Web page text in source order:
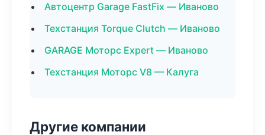
Автоцентр Garage FastFix — Иваново
Техстанция Torque Clutch — Иваново
GARAGE Моторс Expert — Иваново
Техстанция Моторс V8 — Калуга
Другие компании